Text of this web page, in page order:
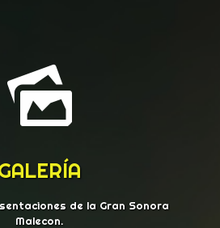
de la Gran Sonora
Malecon.